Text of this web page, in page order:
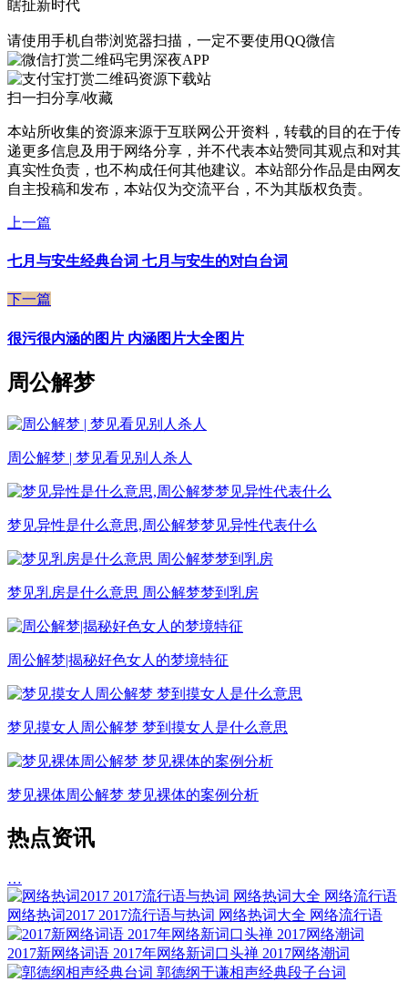
瞎扯新时代
请使用手机自带浏览器扫描，一定不要使用QQ微信
宅男深夜APP
资源下载站
扫一扫分享/收藏
本站所收集的资源来源于互联网公开资料，转载的目的在于传
递更多信息及用于网络分享，并不代表本站赞同其观点和对其
真实性负责，也不构成任何其他建议。本站部分作品是由网友
自主投稿和发布，本站仅为交流平台，不为其版权负责。
上一篇
七月与安生经典台词 七月与安生的对白台词
下一篇
很污很内涵的图片 内涵图片大全图片
周公解梦
周公解梦 | 梦见看见别人杀人
梦见异性是什么意思,周公解梦梦见异性代表什么
梦见乳房是什么意思 周公解梦梦到乳房
周公解梦|揭秘好色女人的梦境特征
梦见摸女人周公解梦 梦到摸女人是什么意思
梦见裸体周公解梦 梦见裸体的案例分析
热点资讯
…
网络热词2017 2017流行语与热词 网络热词大全 网络流行语
2017新网络词语 2017年网络新词口头禅 2017网络潮词